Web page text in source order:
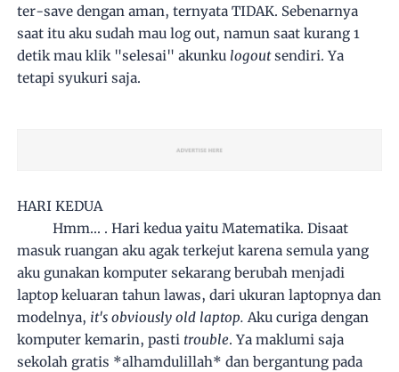
ter-save dengan aman, ternyata TIDAK. Sebenarnya
saat itu aku sudah mau log out, namun saat kurang 1
detik mau klik "selesai" akunku logoutsendiri. Ya
tetapi syukuri saja.
HARI KEDUA
Hmm... . Hari kedua yaitu Matematika. Disaat
masuk ruangan aku agak terkejut karena semula yang
aku gunakan komputer sekarang berubah menjadi
laptop keluaran tahun lawas, dari ukuran laptopnya dan
modelnya, it's obviously old laptop.Aku curiga dengan
komputer kemarin, pasti trouble. Ya maklumi saja
sekolah gratis *alhamdulillah* dan bergantung pada